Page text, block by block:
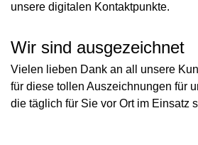
unsere digitalen Kontaktpunkte.
Wir sind ausgezeichnet
Vielen lieben Dank an all unsere
für diese tollen Auszeichnungen für
die täglich für Sie vor Ort im Einsatz